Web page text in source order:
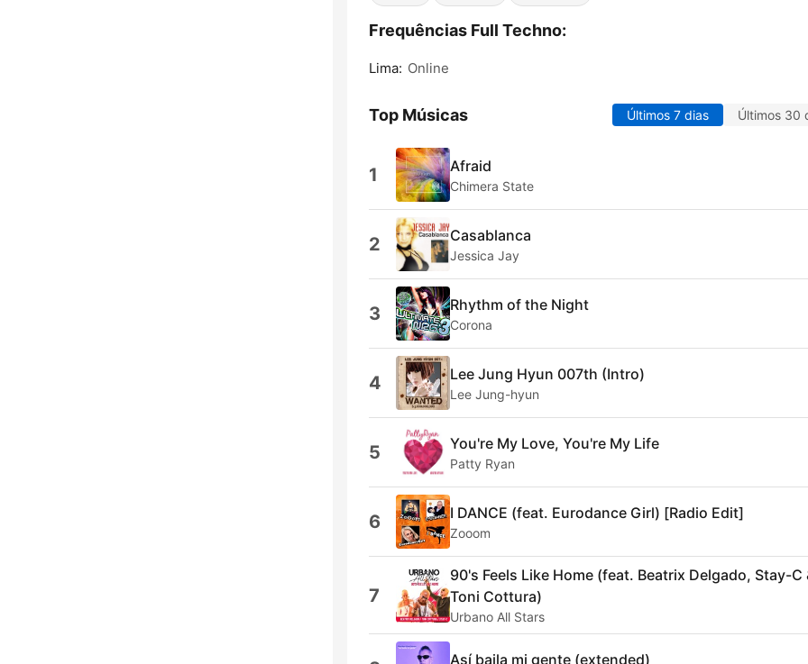
Frequências Full Techno:
Lima: Online
Top Músicas Últimos 7 dias Últimos 30
1 Afraid
Chimera State
2 Casablanca
Jessica Jay
3 Rhythm of the Night
Corona
4 Lee Jung Hyun 007th (Intro)
Lee Jung-hyun
5 You're My Love, You're My Life
Patty Ryan
6 I DANCE (feat. Eurodance Girl) [Radio Edit]
Zooom
7
90's Feels Like Home (feat. Beatrix Delgado, Stay-C
Toni Cottura)
Urbano All Stars
Así baila mi gente (extended)